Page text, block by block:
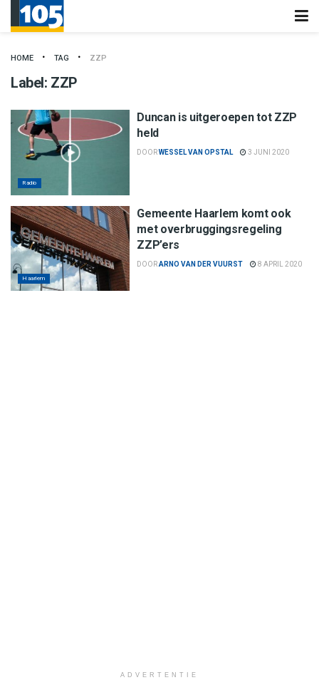
HOME TAG ZZP
Label: ZZP
Radio
Duncan is uitgeroepen tot ZZP
held
DOORWESSEL VAN OPSTAL 3 JUNI 2020
Haarlem
Gemeente Haarlem komt ook
met overbruggingsregeling
ZZP’ers
DOORARNO VAN DER VUURST 8 APRIL 2020
ADVERTENTIE